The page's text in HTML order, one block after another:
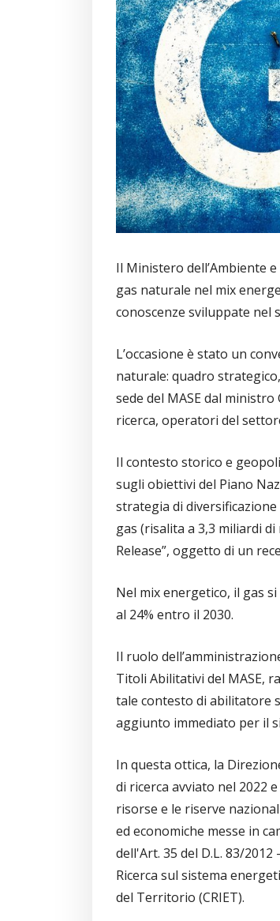
Il Ministero dell’Ambiente
gas naturale nel mix
conoscenze sviluppate nel
L’occasione è stato un
naturale: quadro
sede del MASE dal
ricerca, operatori del
Il contesto storico e
sugli obiettivi del Piano
strategia di
gas (risalita a 3,3 miliardi
Release”, oggetto di un
Nel mix energetico, il gas
al 24% entro il 2030.
Il ruolo
Titoli Abilitativi del MASE,
tale contesto di abilitatore
aggiunto immediato per il
In questa ottica, la
di ricerca avviato nel 2022
risorse e le riserve
ed economiche messe in
dell'Art. 35 del D.L. 83/
Ricerca sul sistema
del Territorio (CRIET).